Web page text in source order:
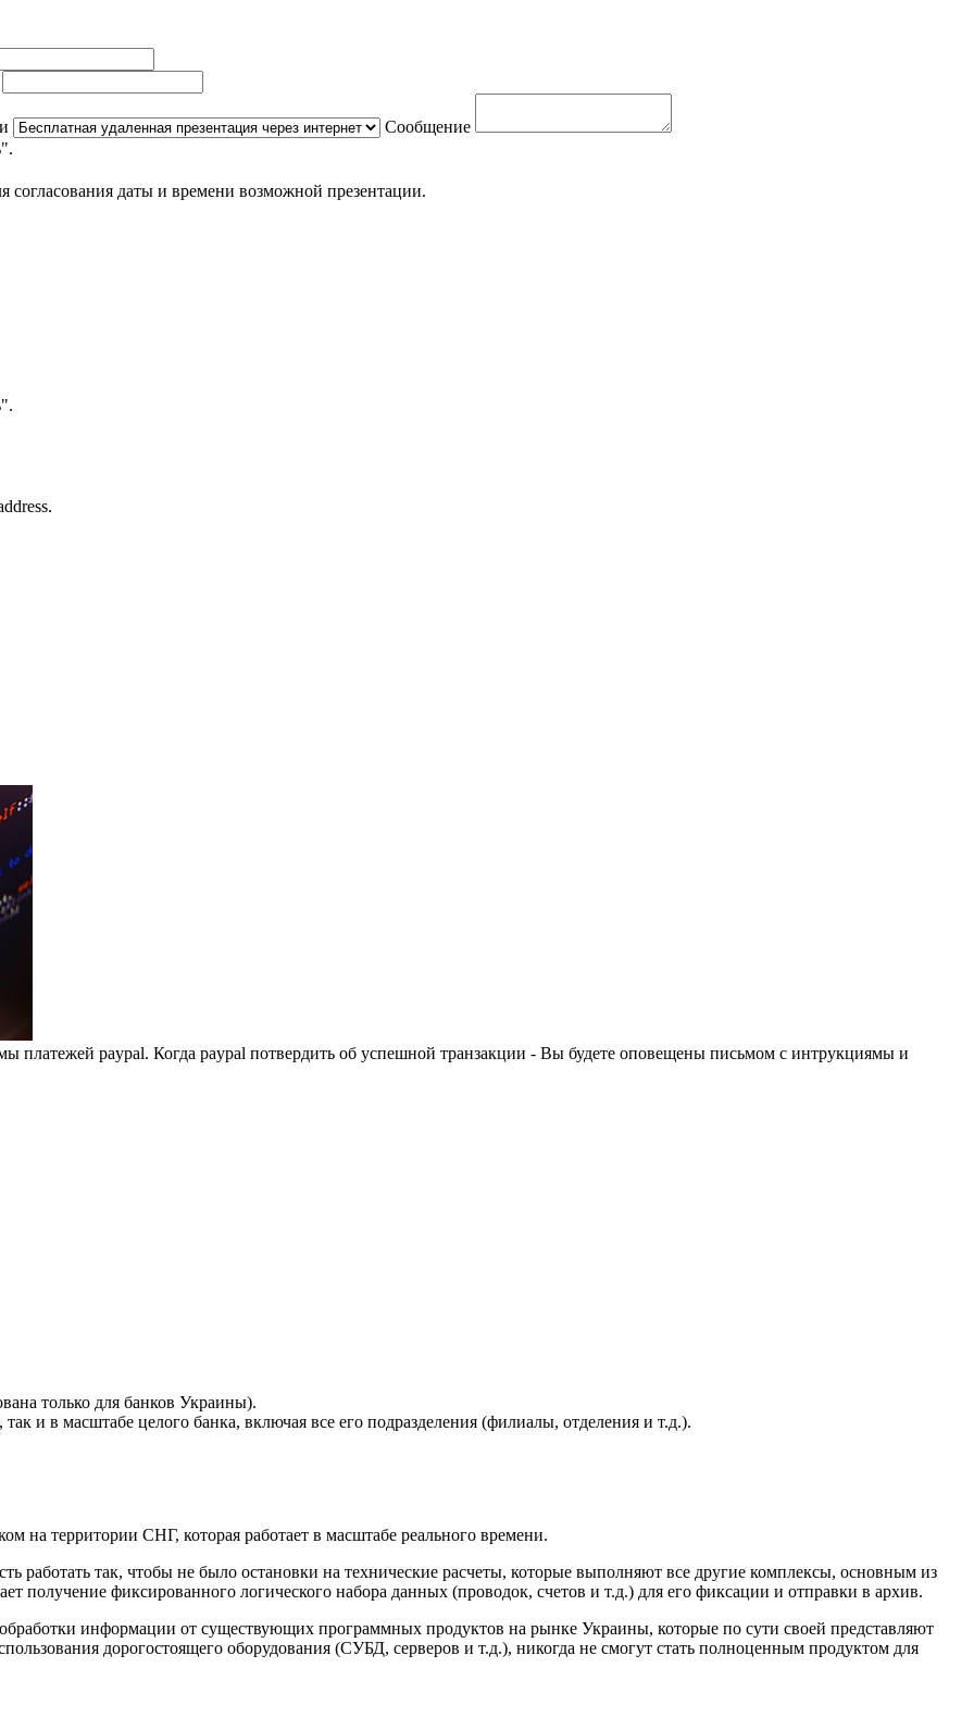
Сообщение
даты и времени возможной презентации.
paypal. Когда paypal потвердить об успешной транзакции - Вы будете оповещены письмом с интрукциямы и
только для банков Украины).
и в масштабе целого банка, включая все его подразделения (филиалы, отделения и т.д.).
на территории СНГ, которая работает в масштабе реального времени.
работать так, чтобы не было остановки на технические расчеты, которые выполняют все другие комплексы, основным из
получение фиксированного логического набора данных (проводок, счетов и т.д.) для его фиксации и отправки в архив.
информации от существующих программных продуктов на рынке Украины, которые по сути своей представляют
дорогостоящего оборудования (СУБД, серверов и т.д.), никогда не смогут стать полноценным продуктом для